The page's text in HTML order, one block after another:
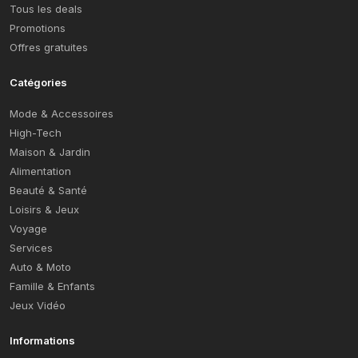
Tous les deals
Promotions
Offres gratuites
Catégories
Mode & Accessoires
High-Tech
Maison & Jardin
Alimentation
Beauté & Santé
Loisirs & Jeux
Voyage
Services
Auto & Moto
Famille & Enfants
Jeux Vidéo
Informations